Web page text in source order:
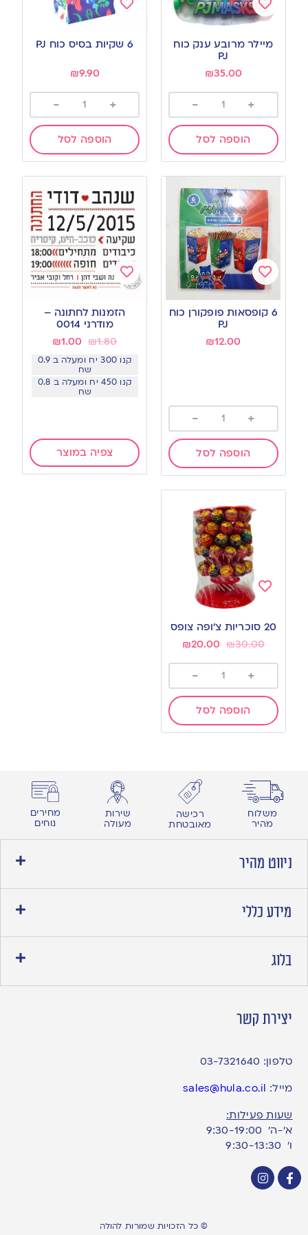
Add
to
wishlist
מיילר מרובע ענק כוח
PJ
₪35.00
+
-
הוספה לסל
to
wishlist
6 שקיות בסיס כוח PJ
₪9.90
+
-
הוספה לסל
Add
to
wishlist
6 קופסאות פופקורן כוח
PJ
₪12.00
+
-
הוספה לסל
Add
to
wishlist
הזמנות לחתונה –
מודרני 0014
₪1.80
₪1.00
קנו 300 יח ומעלה ב 0.9
שח
קנו 450 יח ומעלה ב 0.8
שח
צפיה במוצר
to
20 סוכריות צ’ופה צופס
₪30.00
₪20.00
+
-
הוספה לסל
משלוח
מהיר
רכישה
מאובטחת
שירות
מעולה
מחירים
נוחים
ניווט מהיר
מידע כללי
בלוג
יצירת קשר
טלפון: 03-7321640
מייל: sales@hula.co.il
שעות פעילות:
א’-ה’ 9:30-19:00
ו׳ 9:30-13:30
© כל הזכויות שמורות להולה